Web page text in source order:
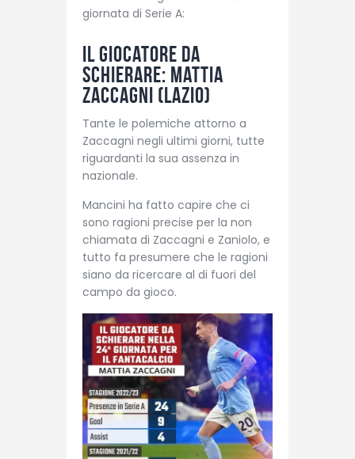
giornata di Serie A:
Il giocatore da
schierare: Mattia
Zaccagni (Lazio)
Tante le polemiche attorno a
Zaccagni negli ultimi giorni, tutte
riguardanti la sua assenza in
nazionale.
Mancini ha fatto capire che ci
sono ragioni precise per la non
chiamata di Zaccagni e Zaniolo, e
tutto fa presumere che le ragioni
siano da ricercare al di fuori del
campo da gioco.